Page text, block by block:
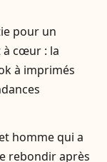
pour un
à cœur : la
à imprimés
homme qui a
rebondir après